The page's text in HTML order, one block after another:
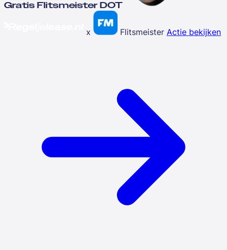
Gratis Flitsmeister DOT
x Flitsmeister Actie bekijken